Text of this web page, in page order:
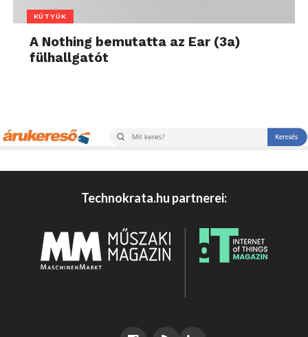
KÜTYÜK
A Nothing bemutatta az Ear (3a)
fülhallgatót
Technokrata.hu partnerei: